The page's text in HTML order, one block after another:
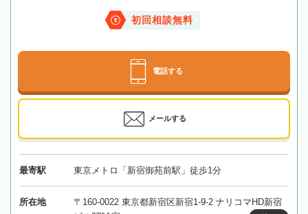
初回相談無料
電話する
メールする
最寄駅 東京メトロ「新宿御苑前駅」徒歩1分
所在地
〒160-0022 東京都新宿区新宿1-9-2 ナリコマHD新宿